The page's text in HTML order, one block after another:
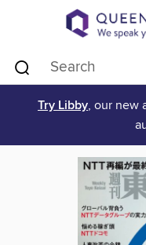
Try Libby, our new